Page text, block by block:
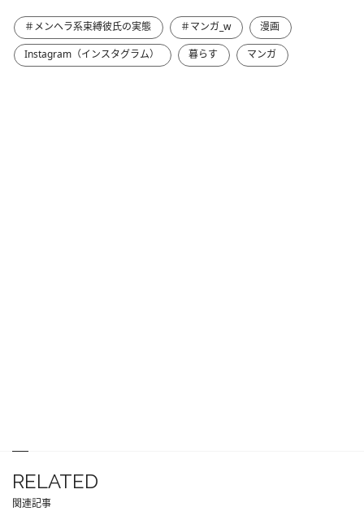
＃メンヘラ系束縛彼氏の実態 ＃マンガ_w
漫画
Instagram（インスタグラム）
暮らす マンガ
RELATED
関連記事